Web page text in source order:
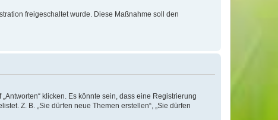
freigeschaltet wurde. Diese Maßnahme soll den
klicken. Es könnte sein, dass eine Registrierung
Z. B. „Sie dürfen neue Themen erstellen“, „Sie dürfen